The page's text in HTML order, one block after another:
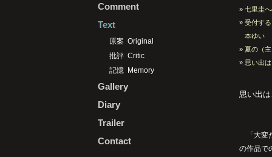
Comment
Text
原案 Original
批評 Critic
記憶 Memory
Gallery
Diary
Trailer
Contact
» 七里圭
» 受付す
本ゆい
» 夏の（
» 思い出
思い出
「大変
の作品で